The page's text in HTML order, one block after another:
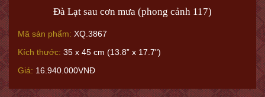
Đà Lạt sau cơn mưa (phong cảnh 117)
Mã sản phẩm: XQ.3867
Kích thước: 35 x 45 cm (13.8” x 17.7")
Giá: 16.940.000VNĐ